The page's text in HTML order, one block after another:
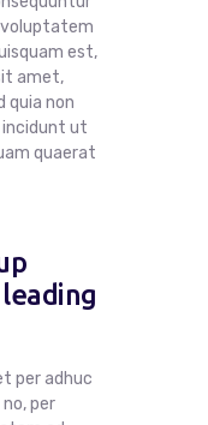
voluptatem
est,
amet,
quia non
incidunt ut
quaerat
per adhuc
per